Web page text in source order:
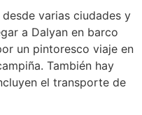
varias ciudades y
a Dalyan en barco
un pintoresco viaje en
También hay
el transporte de